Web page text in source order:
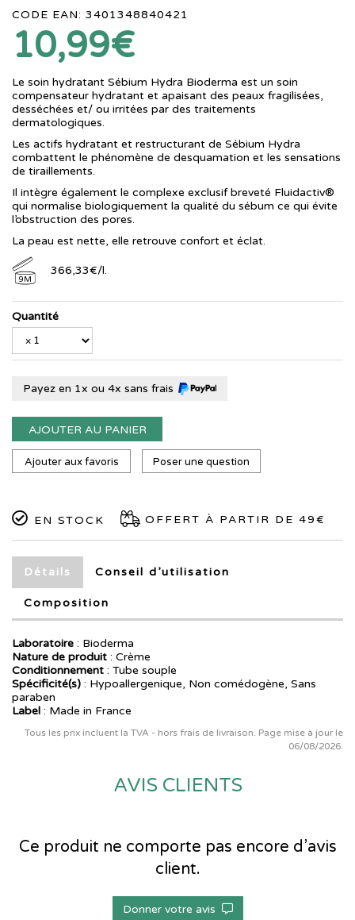
CODE EAN: 3401348840421
10,99€
Le soin hydratant Sébium Hydra Bioderma est un soin
compensateur hydratant et apaisant des peaux fragilisées,
desséchées et/ ou irritées par des traitements
dermatologiques.
Les actifs hydratant et restructurant de Sébium Hydra
combattent le phénomène de desquamation et les sensations
de tiraillements.
Il intègre également le complexe exclusif breveté Fluidactiv®
qui normalise biologiquement la qualité du sébum ce qui évite
l’obstruction des pores.
La peau est nette, elle retrouve confort et éclat.
9M
366,33€/l.
Quantité
Payez en 1x ou 4x sans frais
AJOUTER AU PANIER
Ajouter aux favoris Poser une question
EN STOCK OFFERT À PARTIR DE 49€
Détails Conseil d’utilisation
Composition
Laboratoire : Bioderma
Nature de produit : Crème
Conditionnement : Tube souple
Spécificité(s) : Hypoallergenique, Non comédogène, Sans
paraben
Label : Made in France
Tous les prix incluent la TVA - hors frais de livraison. Page mise à jour le
06/08/2026.
AVIS CLIENTS
Ce produit ne comporte pas encore d’avis
client.
Donner votre avis